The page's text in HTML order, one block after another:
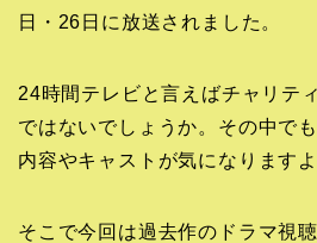
日・26日に放送されました。
24時間テレビと言えばチャリテ
ではないでしょうか。その中で
内容やキャストが気になりますよ
そこで今回は過去作のドラマ視